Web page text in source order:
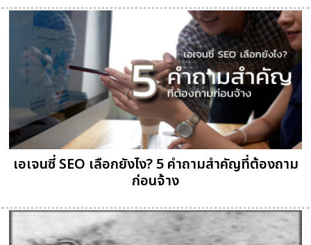
เอเจนซี่ SEO เลือกยังไง? 5 คำถามสำคัญที่ต้องถาม
ก่อนจ้าง